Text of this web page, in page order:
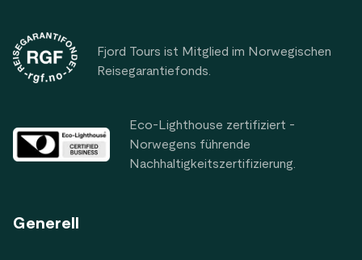
Fjord Tours ist Mitglied im Norwegischen
Reisegarantiefonds.
Eco-Lighthouse zertifiziert -
Norwegens führende
Nachhaltigkeitszertifizierung.
Generell